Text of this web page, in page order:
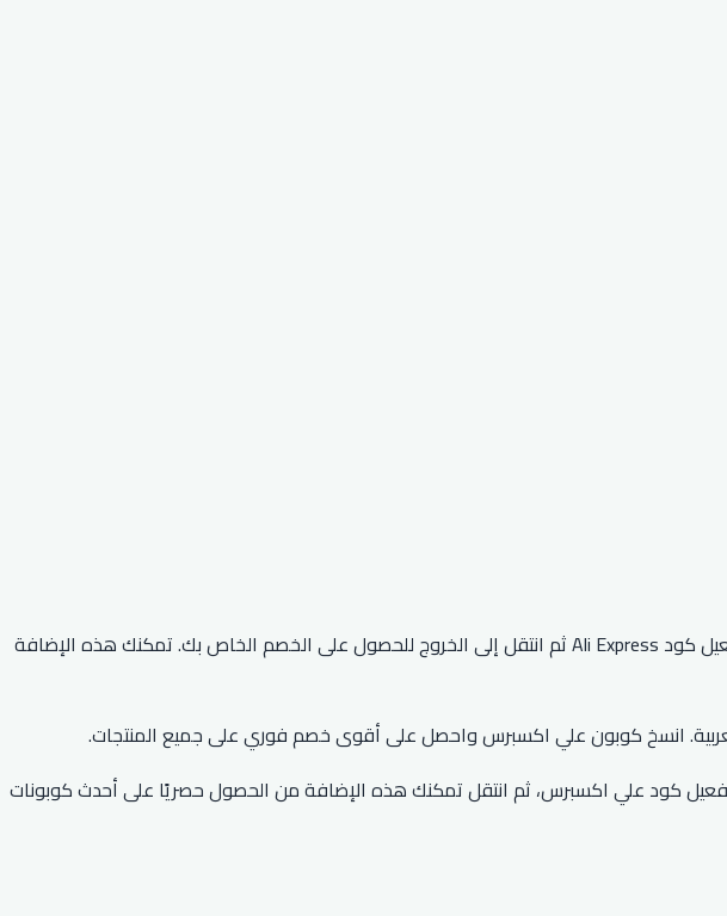
يمنحك كود خصم علي اكسبرس 2026 خصمًا يصل إلى 90٪ على أفضل المنتجات على موقع علي إكسبريس. قم بتفعيل كود Ali Express ثم انتقل إلى الخروج للحصول على الخصم الخاص بك. تمكنك هذه الإضافة
موقع علي اكسبرس – قم بتفعيل كود علي اكسبرس، ثم انتقل تمكنك هذه الإضافة من الحصول حصريًا على أحدث كوبونات